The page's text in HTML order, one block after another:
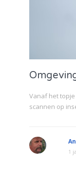
Vanaf het
scannen op
1